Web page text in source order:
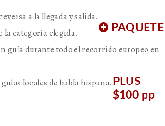
a la llegada y salida.
la categoría elegida.
guía durante todo el recorrido europeo en
locales de habla hispana.
PAQUETE
PLUS
$100 pp